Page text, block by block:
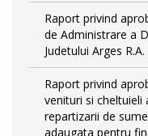
Raport privind
de Administrare a
Judetului Arges
Raport privind
venituri si cheltuieli
repartizarii de
adaugata pentru